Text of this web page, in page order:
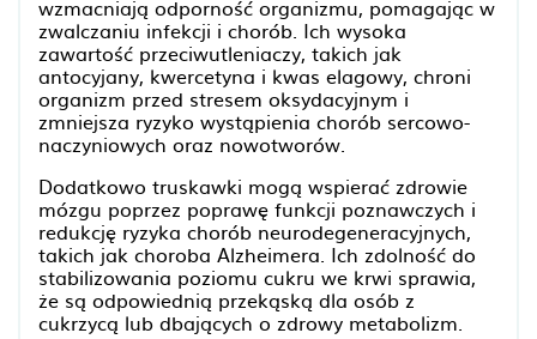
wzmacniają odporność organizmu, pomagając w
zwalczaniu infekcji i chorób. Ich wysoka
zawartość przeciwutleniaczy, takich jak
antocyjany, kwercetyna i kwas elagowy, chroni
organizm przed stresem oksydacyjnym i
zmniejsza ryzyko wystąpienia chorób sercowo-
naczyniowych oraz nowotworów.
Dodatkowo truskawki mogą wspierać zdrowie
mózgu poprzez poprawę funkcji poznawczych i
redukcję ryzyka chorób neurodegeneracyjnych,
takich jak choroba Alzheimera. Ich zdolność do
stabilizowania poziomu cukru we krwi sprawia,
że są odpowiednią przekąską dla osób z
cukrzycą lub dbających o zdrowy metabolizm.